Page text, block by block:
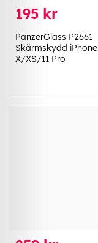
195 kr
PanzerGlass P2661
Skärmskydd iPhone
X/XS/11 Pro